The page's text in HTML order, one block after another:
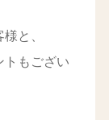
と、
トもござい